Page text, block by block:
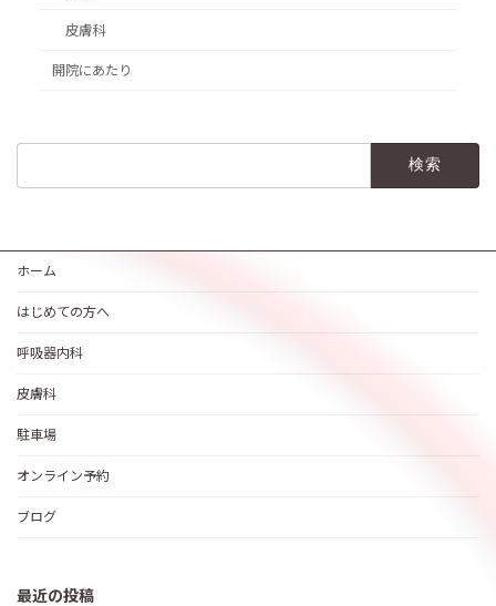
皮膚科
開院にあたり
ホーム
はじめての方へ
呼吸器内科
皮膚科
駐車場
オンライン予約
ブログ
最近の投稿